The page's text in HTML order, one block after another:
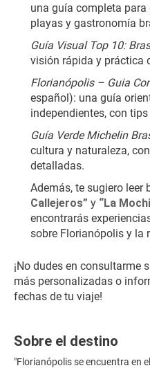
una guía completa para
playas y gastronomía
Guía Visual Top 10:
visión rápida y práctica
Florianópolis – Guia
español): una guía
independientes, con
Guía Verde Michelin
cultura y naturaleza,
detalladas.
Además, te sugiero leer
Callejeros” y “La
encontrarás
sobre Florianópolis y la
¡No dudes en consultarme
más personalizadas o
fechas de tu viaje!
Sobre el destino
"Florianópolis se encuentra en